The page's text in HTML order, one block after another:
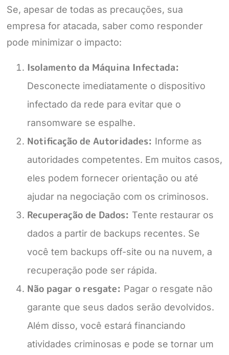
Se, apesar de todas as precauções, sua
empresa for atacada, saber como responder
pode minimizar o impacto:
Isolamento da Máquina Infectada:
Desconecte imediatamente o dispositivo
infectado da rede para evitar que o
ransomware se espalhe.
Notificação de Autoridades: Informe as
autoridades competentes. Em muitos casos,
eles podem fornecer orientação ou até
ajudar na negociação com os criminosos.
Recuperação de Dados: Tente restaurar os
dados a partir de backups recentes. Se
você tem backups off-site ou na nuvem, a
recuperação pode ser rápida.
Não pagar o resgate: Pagar o resgate não
garante que seus dados serão devolvidos.
Além disso, você estará financiando
atividades criminosas e pode se tornar um